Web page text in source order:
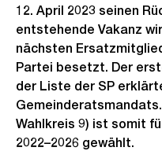
12. April 2023 seinen
entstehende Vakanz
nächsten
Partei besetzt. Der
der Liste der SP
Wahlkreis 9) ist somit
2022–2026 gewählt.